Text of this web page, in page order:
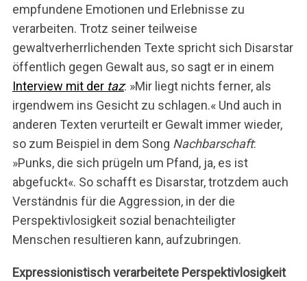
empfundene Emotionen und Erlebnisse zu
verarbeiten. Trotz seiner teilweise
gewaltverherrlichenden Texte spricht sich Disarstar
öffentlich gegen Gewalt aus, so sagt er in einem
Interview mit dertaz: »Mir liegt nichts ferner, als
irgendwem ins Gesicht zu schlagen.« Und auch in
anderen Texten verurteilt er Gewalt immer wieder,
so zum Beispiel in dem Song Nachbarschaft:
»Punks, die sich prügeln um Pfand, ja, es ist
abgefuckt«. So schafft es Disarstar, trotzdem auch
Verständnis für die Aggression, in der die
Perspektivlosigkeit sozial benachteiligter
Menschen resultieren kann, aufzubringen.
Expressionistisch verarbeitete Perspektivlosigkeit